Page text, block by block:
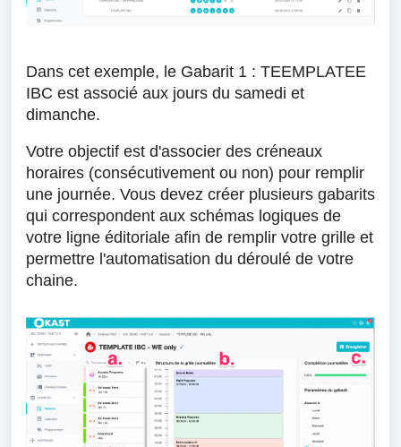
Dans cet exemple, le Gabarit 1 : TEEMPLATEE
IBC est associé aux jours du samedi et
dimanche.
Votre objectif est d'associer des créneaux
horaires (consécutivement ou non) pour remplir
une journée. Vous devez créer plusieurs gabarits
qui correspondent aux schémas logiques de
votre ligne éditoriale afin de remplir votre grille et
permettre l'automatisation du déroulé de votre
chaine.